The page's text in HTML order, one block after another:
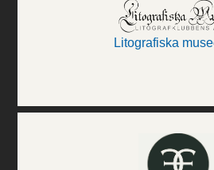
Litografiska